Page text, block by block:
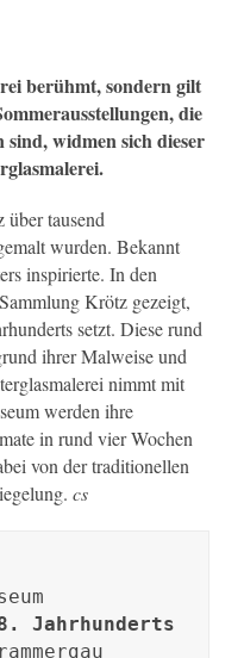
berühmt, sondern gilt
die
widmen sich dieser
über tausend
wurden. Bekannt
inspirierte. In den
Krötz gezeigt,
setzt. Diese rund
ihrer Malweise und
nimmt mit
werden ihre
in rund vier Wochen
von der traditionellen
cs
Jahrhunderts